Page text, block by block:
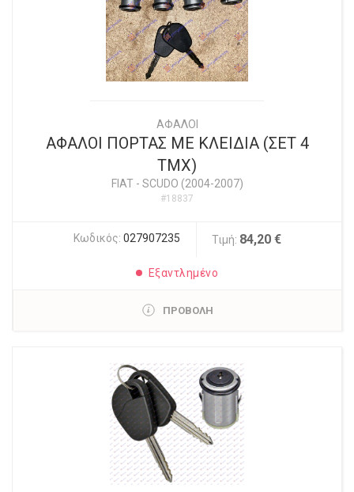
ΑΦΑΛΟΙ
ΑΦΑΛΟΙ ΠΟΡΤΑΣ ΜΕ ΚΛΕΙΔΙΑ (ΣΕΤ 4
ΤΜΧ)
FIAT- SCUDO (2004-2007)
#18837
Κωδικός: 027907235 Τιμή: 84,20 €
Εξαντλημένο
ΠΡΟΒΟΛΗ